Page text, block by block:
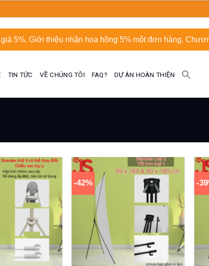
5%. Giới thiệu nhận hoa hồng 5% một đơn hàng.
TIN TỨC VỀ CHÚNG TÔI FAQ? DỰ ÁN HOÀN THIỆN
-42%
+
-
+